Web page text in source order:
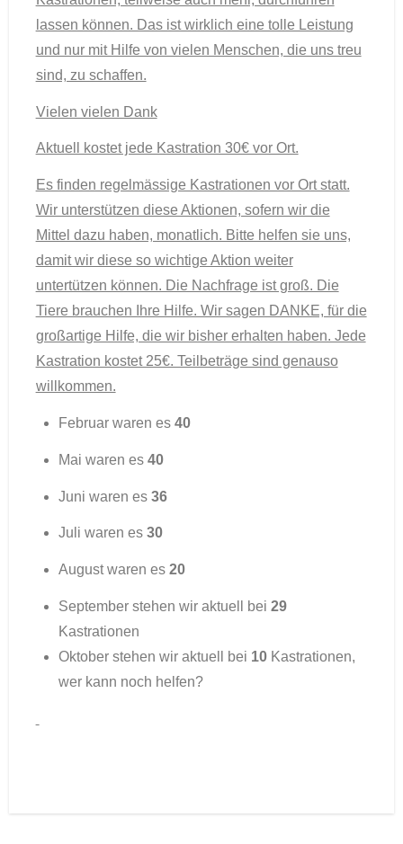
lassen können. Das ist wirklich eine tolle Leistung
und nur mit Hilfe von vielen Menschen, die uns treu
sind, zu schaffen.
Vielen vielen Dank
Aktuell kostet jede Kastration 30€ vor Ort.
Es finden regelmässige Kastrationen vor Ort statt.
Wir unterstützen diese Aktionen, sofern wir die
Mittel dazu haben, monatlich. Bitte helfen sie uns,
damit wir diese so wichtige Aktion weiter
untertützen können. Die Nachfrage ist groß. Die
Tiere brauchen Ihre Hilfe. Wir sagen DANKE, für die
großartige Hilfe, die wir bisher erhalten haben. Jede
Kastration kostet 25€. Teilbeträge sind genauso
willkommen.
Februar waren es40
Mai waren es40
Juni waren es36
Juli waren es30
August waren es20
September stehen wir aktuell bei29
Kastrationen
Oktober stehen wir aktuell bei 10 Kastrationen,
wer kann noch helfen?